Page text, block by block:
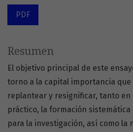
PDF
Resumen
El objetivo principal de este
torno a la capital importancia
replantear y resignificar, tanto en
práctico, la formación
para la investigación, así como la